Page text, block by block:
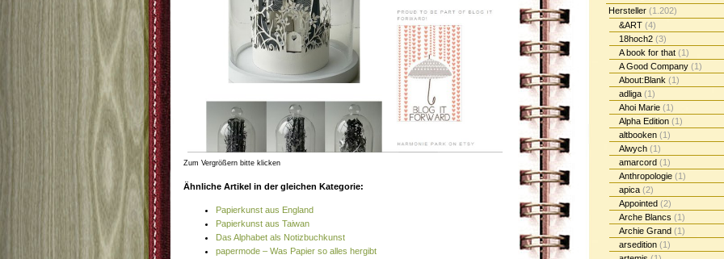
Hersteller (1.202)
&ART (4)
18hoch2 (3)
A book for that (1)
A Good Company (1)
About:Blank (1)
adliga (1)
Ahoi Marie (1)
Alpha Edition (1)
altbooken (1)
Alwych (1)
amarcord (1)
Anthropologie (1)
apica (2)
Appointed (2)
Arche Blancs (1)
Archie Grand (1)
arsedition (1)
Zum Vergrößern bitte klicken
Ähnliche Artikel in der gleichen Kategorie:
Papierkunst aus England
Papierkunst aus Taiwan
Das Alphabet als Notizbuchkunst
papermode – Was Papier so alles hergibt